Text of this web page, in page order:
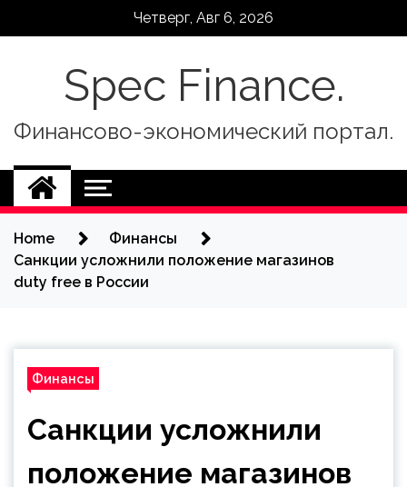
Четверг, Авг 6, 2026
Spec Finance.
Финансово-экономический портал.
Home
Финансы
Санкции усложнили положение магазинов
duty free в России
Финансы
Санкции усложнили
положение магазинов